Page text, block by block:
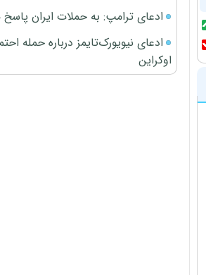
ادعای ترامپ: به حملات ایران
ادعای نیویورک‌تایمز درباره حمله
اوکراین